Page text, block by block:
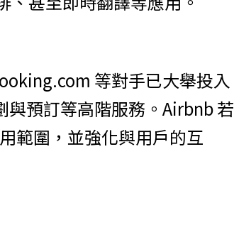
等對手已大舉投入
預訂等高階服務。Airbnb 若
範圍，並強化與用戶的互